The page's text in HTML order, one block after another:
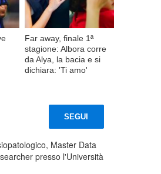
Far away, finale 1ª
stagione: Albora corre
da Alya, la bacia e si
dichiara: 'Ti amo'
SEGUI
Master Data
presso l'Università